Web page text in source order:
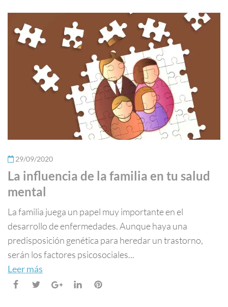
29/09/2020
La influencia de la familia en tu salud
mental
La familia juega un papel muy importante en el
desarrollo de enfermedades. Aunque haya una
predisposición genética para heredar un trastorno,
serán los factores psicosociales...
Leer más